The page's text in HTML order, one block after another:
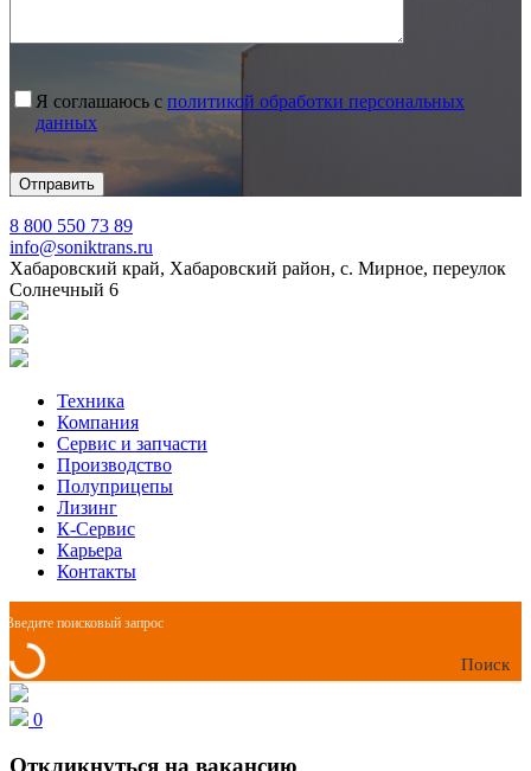
Я соглашаюсь с политикой обработки персональных
данных
8 800 550 73 89
info@soniktrans.ru
Хабаровский край, Хабаровский район, с. Мирное, переулок
Солнечный 6
Техника
Компания
Сервис и запчасти
Производство
Полуприцепы
Лизинг
К-Сервис
Карьера
Контакты
Поиск
0
Откликнуться на вакансию